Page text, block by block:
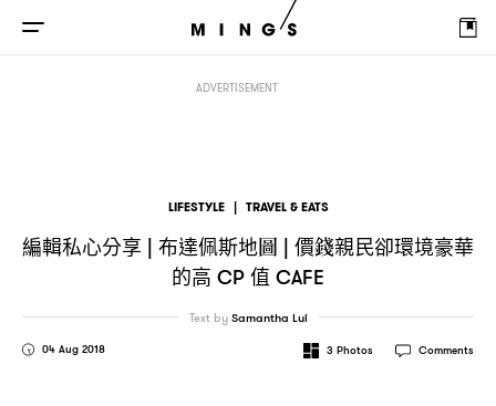
ADVERTISEMENT
LIFESTYLE | TRAVEL & EATS
編輯私心分享 | 布達佩斯地圖 | 價錢親民卻環境豪華
的高 CP值 CAFE
04 Aug 2018
Text by Samantha Lui
3 Photos Comments
布達佩斯地圖| 價錢親民卻環境豪華的高